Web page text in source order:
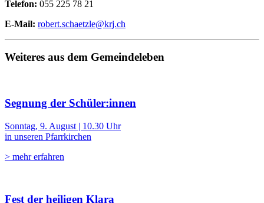
Telefon: 055 225 78 21
E-Mail: robert.schaetzle@krj.ch
Weiteres aus dem Gemeindeleben
Segnung der Schüler:innen
Sonntag, 9. August | 10.30 Uhr
in unseren Pfarrkirchen
> mehr erfahren
Fest der heiligen Klara